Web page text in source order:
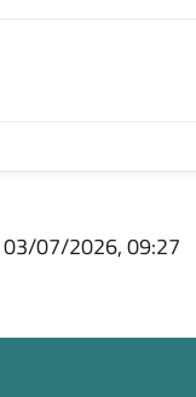
03/07/2026, 09:27